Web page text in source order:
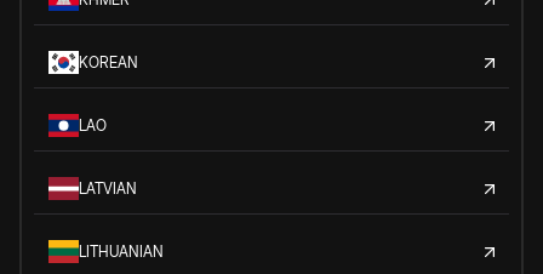
KOREAN
LAO
LATVIAN
LITHUANIAN